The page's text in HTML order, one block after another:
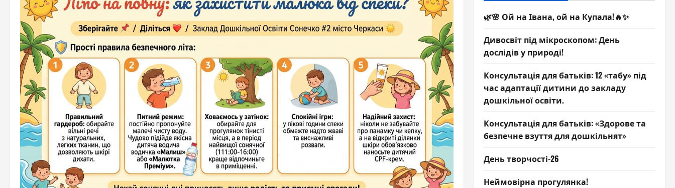
🌿🌸 Ой на Івана, ой на Купала!🔥✨
Дивосвіт під мікроскопом: День
дослідів у природі!
Консультація для батьків: 12 «табу» під
час адаптації дитини до закладу
дошкільної освіти.
Консультація для батьків: «Здорове та
безпечне взуття для дошкільнят»
День творчості-26
Неймовірна прогулянка!